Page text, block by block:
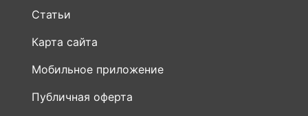
Статьи
Карта сайта
Мобильное приложение
Публичная оферта